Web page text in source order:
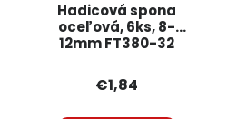
Hadicová spona
oceľová, 6ks, 8-
12mm FT380-32
€1,84